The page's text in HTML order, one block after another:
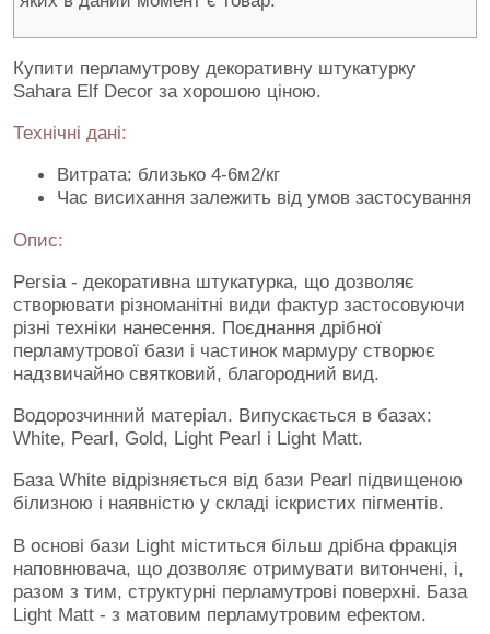
Купити перламутрову декоративну штукатурку
Sahara Elf Decor за хорошою ціною.
Технічні дані:
Витрата: близько 4-6м2/кг
Час висихання залежить від умов застосування
Опис:
Persia - декоративна штукатурка, що дозволяє
створювати різноманітні види фактур застосовуючи
різні техніки нанесення. Поєднання дрібної
перламутрової бази і частинок мармуру створює
надзвичайно святковий, благородний вид.
Водорозчинний матеріал. Випускається в базах:
White, Pearl, Gold, Light Pearl і Light Matt.
База White відрізняється від бази Pearl підвищеною
білизною і наявністю у складі іскристих пігментів.
В основі бази Light міститься більш дрібна фракція
наповнювача, що дозволяє отримувати витончені, і,
разом з тим, структурні перламутрові поверхні. База
Light Matt - з матовим перламутровим ефектом.